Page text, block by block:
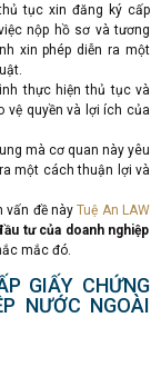
tục xin đăng ký cấp
nộp hồ sơ và tương
xin phép diễn ra một
thực hiện thủ tục và
vệ quyền và lợi ích của
mà cơ quan này yêu
một cách thuận lợi và
vấn đề này Tuệ An LAW
tư của doanh nghiệp
mắc đó.
GIẤY CHỨNG
NƯỚC NGOÀI